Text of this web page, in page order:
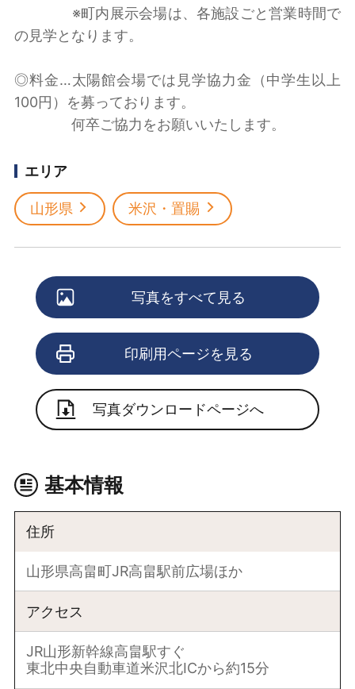
※町内展示会場は、各施設ごと営業時間で
の見学となります。
◎料金…太陽館会場では見学協力金（中学生以上
100円）を募っております。
何卒ご協力をお願いいたします。
エリア
山形県 米沢・置賜
写真をすべて見る
印刷用ページを見る
写真ダウンロードページへ
基本情報
住所
山形県高畠町JR高畠駅前広場ほか
アクセス
JR山形新幹線高畠駅すぐ
東北中央自動車道米沢北ICから約15分